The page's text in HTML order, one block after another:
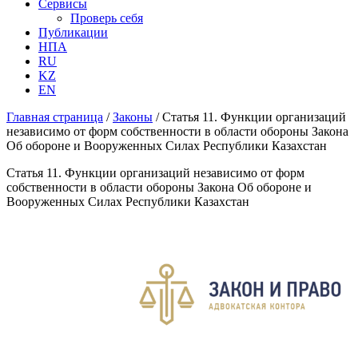
Сервисы
Проверь себя
Публикации
НПА
RU
KZ
EN
Главная страница /Законы /Статья 11. Функции организаций
независимо от форм собственности в области обороны Закона
Об обороне и Вооруженных Силах Республики Казахстан
Статья 11. Функции организаций независимо от форм
собственности в области обороны Закона Об обороне и
Вооруженных Силах Республики Казахстан